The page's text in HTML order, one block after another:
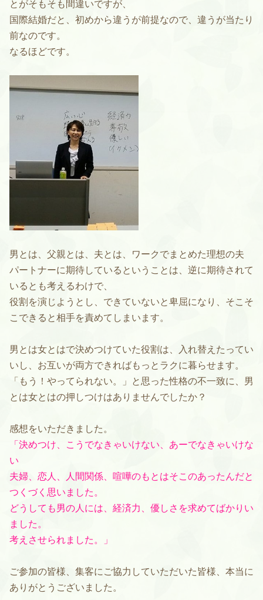
とがそもそも間違いですが、
国際結婚だと、初めから違うが前提なので、違うが当たり
前なのです。
なるほどです。
男とは、父親とは、夫とは、ワークでまとめた理想の夫
パートナーに期待しているということは、逆に期待されて
いるとも考えるわけで、
役割を演じようとし、できていないと卑屈になり、そこそ
こできると相手を責めてしまいます。
男とは女とはで決めつけていた役割は、入れ替えたってい
いし、お互いが両方できればもっとラクに暮らせます。
「もう！やってられない。」と思った性格の不一致に、男
とは女とはの押しつけはありませんでしたか？
感想をいただきました。
「決めつけ、こうでなきゃいけない、あーでなきゃいけな
い
夫婦、恋人、人間関係、喧嘩のもとはそこのあったんだと
つくづく思いました。
どうしても男の人には、経済力、優しさを求めてばかりい
ました。
考えさせられました。」
ご参加の皆様、集客にご協力していただいた皆様、本当に
ありがとうございました。